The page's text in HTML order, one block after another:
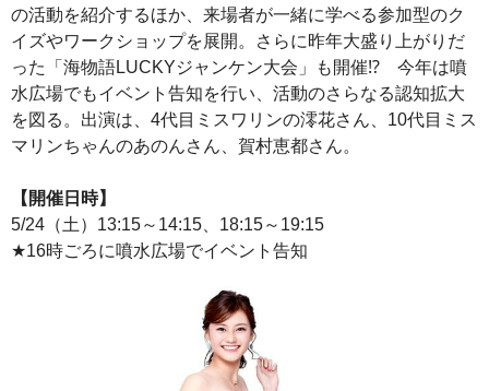
の活動を紹介するほか、来場者が一緒に学べる参加型のク
イズやワークショップを展開。さらに昨年大盛り上がりだ
った「海物語LUCKYジャンケン大会」も開催⁉ 今年は噴
水広場でもイベント告知を行い、活動のさらなる認知拡大
を図る。出演は、4代目ミスワリンの澪花さん、10代目ミス
マリンちゃんのあのんさん、賀村恵都さん。
【開催日時】
5/24（土）13:15～14:15、18:15～19:15
★16時ごろに噴水広場でイベント告知